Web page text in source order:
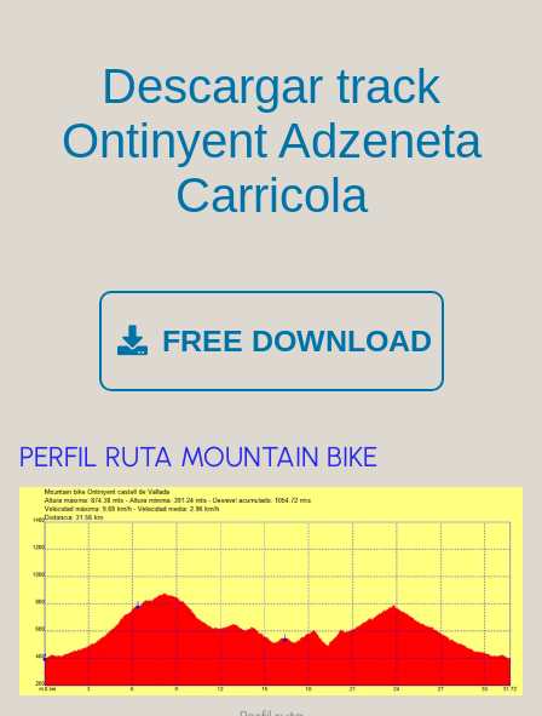
Descargar track
Ontinyent Adzeneta
Carricola
FREE DOWNLOAD
PERFIL RUTA MOUNTAIN BIKE